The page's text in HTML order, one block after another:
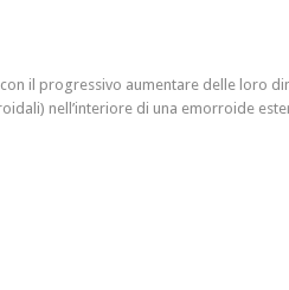
il progressivo aumentare delle loro
nell’interiore di una emorroide